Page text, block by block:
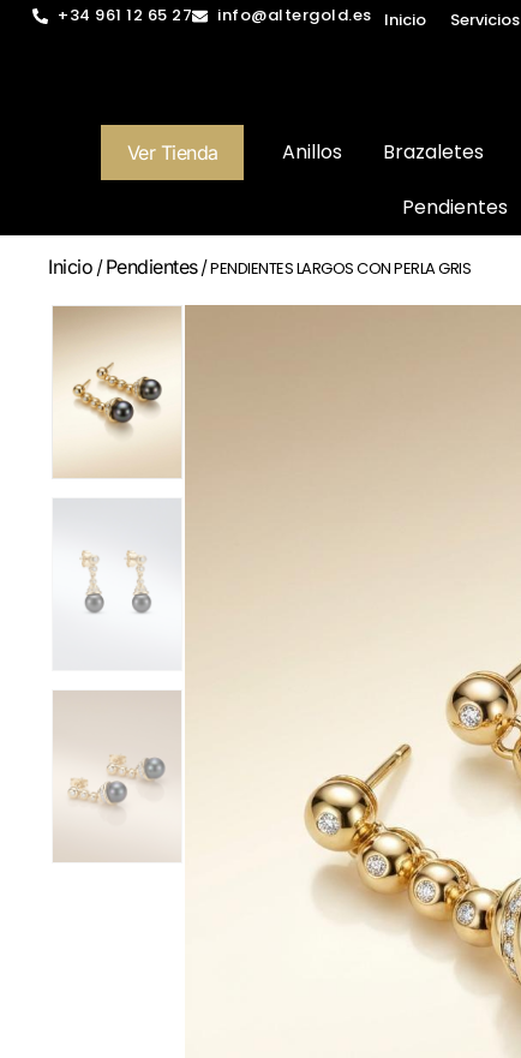
+34 961 12 65 27 info@altergold.es Inicio Servicios
Ver Tienda Anillos Brazaletes
Pendientes
Inicio /Pendientes/ PENDIENTES LARGOS CON PERLA GRIS